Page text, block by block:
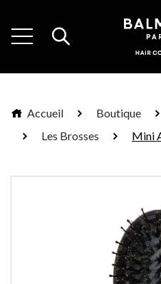
Accueil Boutique
Les Brosses
Mini